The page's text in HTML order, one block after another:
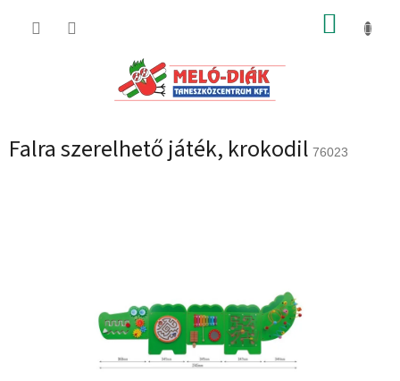
KOSÁR
Falra szerelhető játék, krokodil 76023